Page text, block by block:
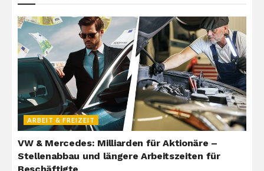
ARBEIT & FREIZEIT
VW & Mercedes: Milliarden für Aktionäre –
Stellenabbau und längere Arbeitszeiten für
Beschäftigte